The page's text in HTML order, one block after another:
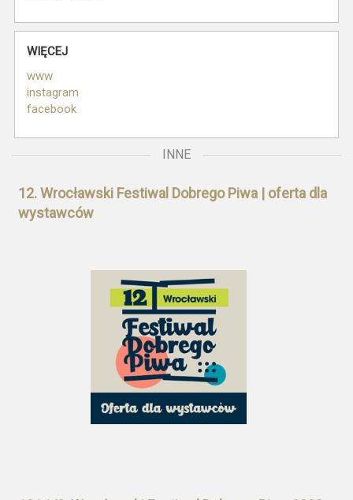
WIĘCEJ
www
instagram
facebook
INNE
12. Wrocławski Festiwal Dobrego Piwa | oferta dla
wystawców